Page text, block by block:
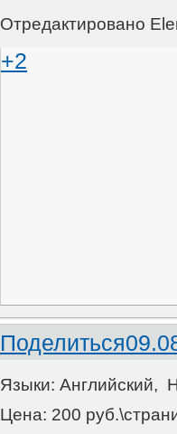
Отредактировано
+2
Поделиться
Языки: Английский,
Цена: 200